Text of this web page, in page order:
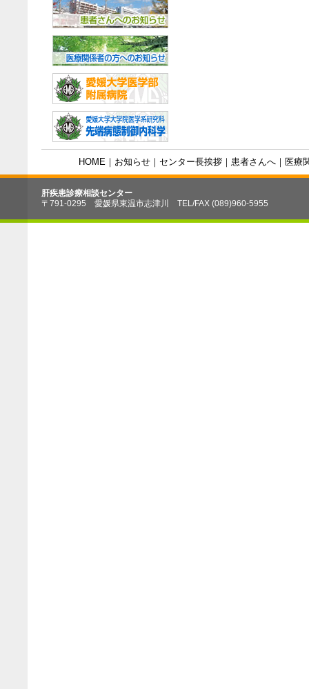
HOME ｜ お知らせ ｜ センター長挨拶 ｜ 患者さんへ ｜ 医療
肝疾患診療相談センター
〒791-0295 愛媛県東温市志津川 TEL/FAX (089)960-5955